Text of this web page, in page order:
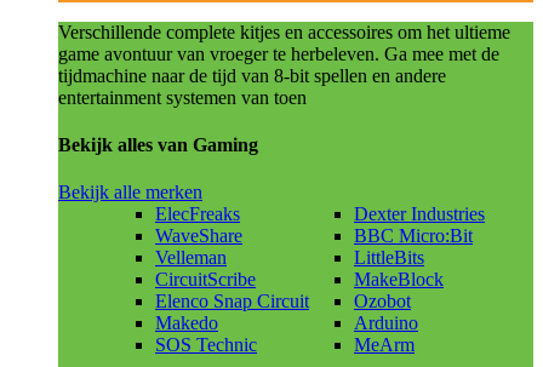
Verschillende complete kitjes en accessoires om het ultieme
game avontuur van vroeger te herbeleven. Ga mee met de
tijdmachine naar de tijd van 8-bit spellen en andere
entertainment systemen van toen
Bekijk alles van Gaming
Bekijk alle merken
ElecFreaks
WaveShare
Velleman
CircuitScribe
Elenco Snap Circuit
Makedo
SOS Technic
Dexter Industries
BBC Micro:Bit
LittleBits
MakeBlock
Ozobot
Arduino
MeArm